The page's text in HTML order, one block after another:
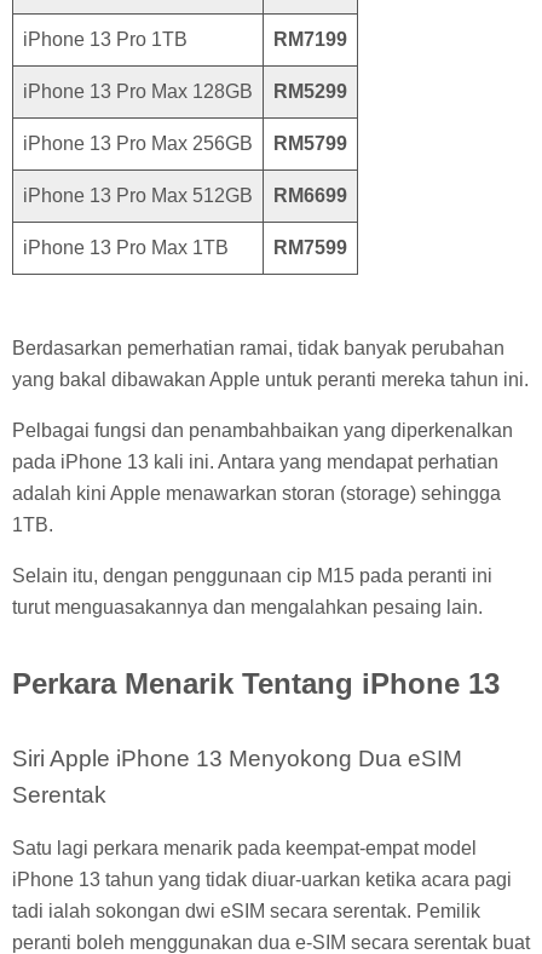
iPhone 13 Pro 1TB RM7199
iPhone 13 Pro Max 128GB RM5299
iPhone 13 Pro Max 256GB RM5799
iPhone 13 Pro Max 512GB RM6699
iPhone 13 Pro Max 1TB RM7599
Berdasarkan pemerhatian ramai, tidak banyak perubahan
yang bakal dibawakan Apple untuk peranti mereka tahun ini.
Pelbagai fungsi dan penambahbaikan yang diperkenalkan
pada iPhone 13 kali ini. Antara yang mendapat perhatian
adalah kini Apple menawarkan storan (storage) sehingga
1TB.
Selain itu, dengan penggunaan cip M15 pada peranti ini
turut menguasakannya dan mengalahkan pesaing lain.
Perkara Menarik Tentang iPhone 13
Siri Apple iPhone 13 Menyokong Dua eSIM
Serentak
Satu lagi perkara menarik pada keempat-empat model
iPhone 13 tahun yang tidak diuar-uarkan ketika acara pagi
tadi ialah sokongan dwi eSIM secara serentak. Pemilik
peranti boleh menggunakan dua e-SIM secara serentak buat